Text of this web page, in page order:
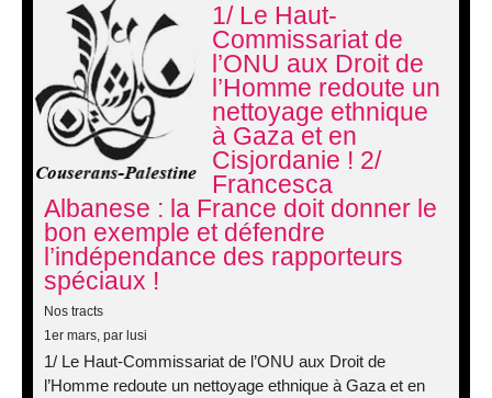
1/ Le Haut-
Commissariat de
l’ONU aux Droit de
l’Homme redoute un
nettoyage ethnique
à Gaza et en
Cisjordanie ! 2/
Francesca
Albanese : la France doit donner le
bon exemple et défendre
l’indépendance des rapporteurs
spéciaux !
Nos tracts
1er mars , par lusi
1/ Le Haut-Commissariat de l’ONU aux Droit de
l’Homme redoute un nettoyage ethnique à Gaza et en